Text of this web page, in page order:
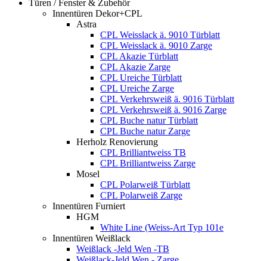
Türen / Fenster & Zubehör
Innentüren Dekor+CPL
Astra
CPL Weisslack ä. 9010 Türblatt
CPL Weisslack ä. 9010 Zarge
CPL Akazie Türblatt
CPL Akazie Zarge
CPL Ureiche Türblatt
CPL Ureiche Zarge
CPL Verkehrsweiß ä. 9016 Türblatt
CPL Verkehrsweiß ä. 9016 Zarge
CPL Buche natur Türblatt
CPL Buche natur Zarge
Herholz Renovierung
CPL Brilliantweiss TB
CPL Brilliantweiss Zarge
Mosel
CPL Polarweiß Türblatt
CPL Polarweiß Zarge
Innentüren Furniert
HGM
White Line (Weiss-Art Typ 101e
Innentüren Weißlack
Weißlack -Jeld Wen -TB